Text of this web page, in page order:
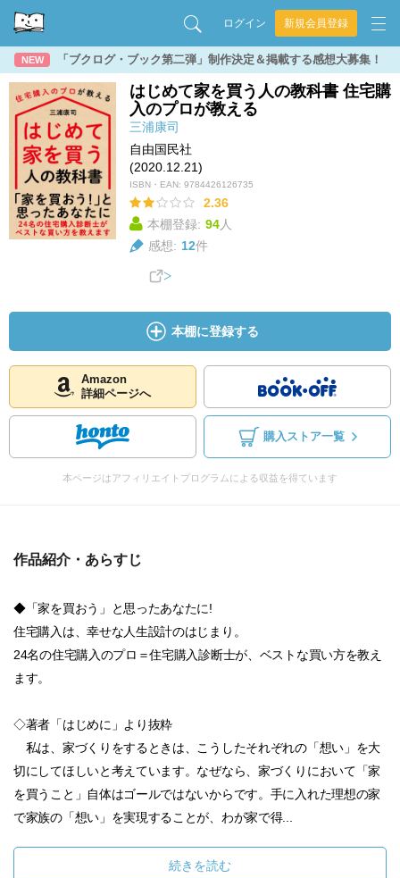
ログイン 新規会員登録
NEW 「ブクログ・ブック第二弾」制作決定＆掲載する感想大募集！
はじめて家を買う人の教科書 住宅購
入のプロが教える
三浦康司
自由国民社
(2020.12.21)
ISBN・EAN: 9784426126735
2.36
本棚登録: 94人
感想: 12件
本棚に登録する
Amazon
詳細ページへ
購入ストア一覧
本ページはアフィリエイトプログラムによる収益を得ています
作品紹介・あらすじ
◆「家を買おう」と思ったあなたに!
住宅購入は、幸せな人生設計のはじまり。
24名の住宅購入のプロ＝住宅購入診断士が、ベストな買い方を教え
ます。
◇著者「はじめに」より抜粋
私は、家づくりをするときは、こうしたそれぞれの「想い」を大
切にしてほしいと考えています。なぜなら、家づくりにおいて「家
を買うこと」自体はゴールではないからです。手に入れた理想の家
で家族の「想い」を実現することが、わが家で得...
続きを読む